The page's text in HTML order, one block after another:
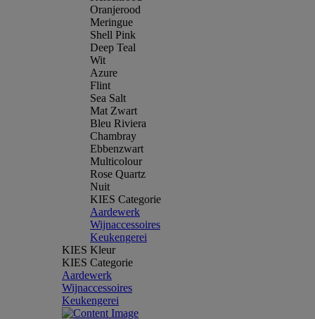
Oranjerood
Meringue
Shell Pink
Deep Teal
Wit
Azure
Flint
Sea Salt
Mat Zwart
Bleu Riviera
Chambray
Ebbenzwart
Multicolour
Rose Quartz
Nuit
KIES Categorie
Aardewerk
Wijnaccessoires
Keukengerei
KIES Kleur
KIES Categorie
Aardewerk
Wijnaccessoires
Keukengerei